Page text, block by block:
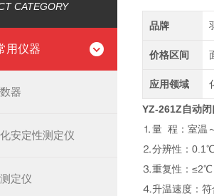
CATEGORY
用仪器
器
安定性测定仪
定仪
品牌
价格区间
应用领域
YZ-261Z自动
⒈量 程：室温
⒉分辨性：
⒊重复性：
⒋升温速度：符